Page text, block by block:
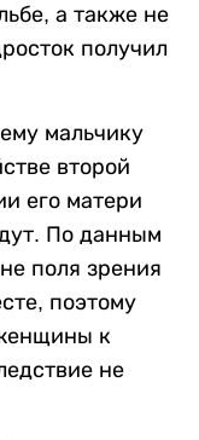
а также не
получил
мальчику
второй
его матери
По данным
поля зрения
поэтому
к
не